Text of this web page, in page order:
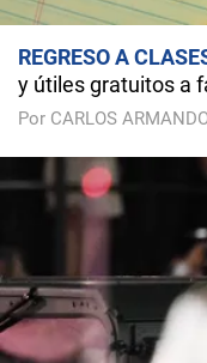
REGRESO A
y útiles gratuitos a
Por CARLOS